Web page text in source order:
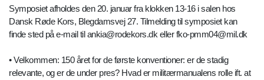
Symposiet afholdes den 20. januar fra klokken 13-16 i salen hos
Dansk Røde Kors, Blegdamsvej 27. Tilmelding til symposiet kan
finde sted på e-mail til ankia@rodekors.dk eller fko-pmm04@mil.dk
• Velkommen: 150 året for de første konventioner: er de stadig
relevante, og er de under pres? Hvad er militærmanualens rolle ift. at